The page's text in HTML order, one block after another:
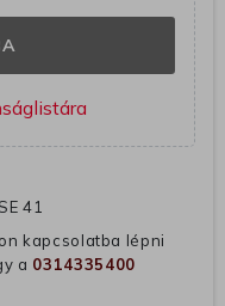
41
kapcsolatba lépni
a 0314335400